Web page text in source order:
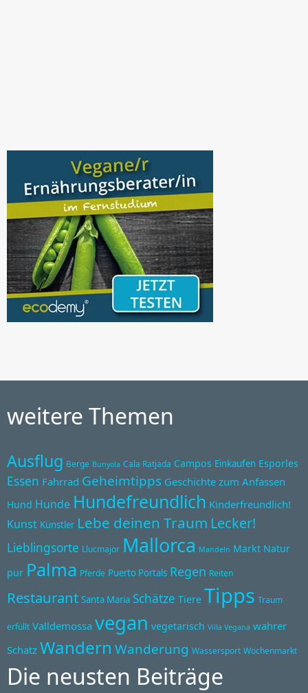
weitere Themen
Ausflug Berge Bunyola Cala Ratjada Campos Einkaufen Esporles
Essen Fahrrad Geheimtipps Geschichte zum Anfassen
Hund Hunde Hundefreundlich Kinderfreundlich!
Kunst Künstler Lebe deinen Traum Lecker!
Lieblingsorte Llucmajor Mallorca Mandeln Markt Natur
pur Palma Pferde Puerto Portals Regen Reiten
Restaurant Santa Maria Schätze Tiere Tipps Traum
erfüllt Valldemossa vegan vegetarisch Villa Vegana wahrer
Schatz Wandern Wanderung Wassersport Wochenmarkt
Die neusten Beiträge